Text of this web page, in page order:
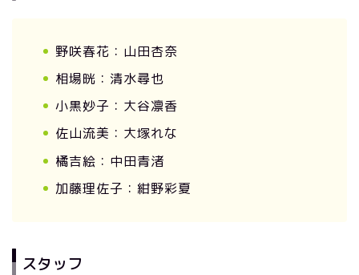
野咲春花：山田杏奈
相場晄： 清水尋也
小黒妙子：大谷凛香
佐山流美：大塚れな
橘吉絵：中田青渚
加藤理佐子：紺野彩夏
スタッフ